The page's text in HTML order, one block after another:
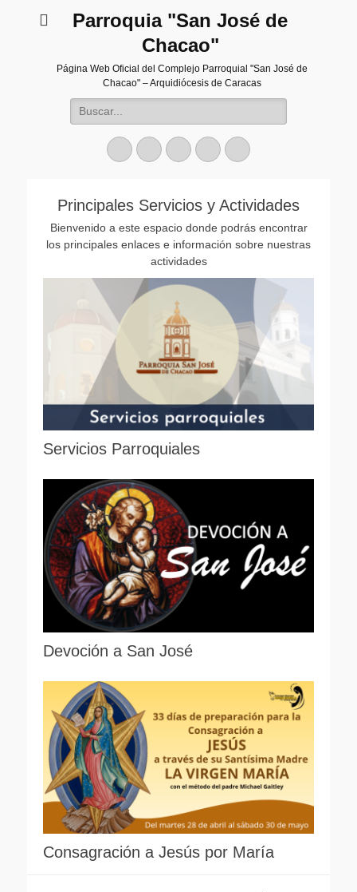
Parroquia "San José de
Chacao"
Página Web Oficial del Complejo Parroquial "San José de
Chacao" – Arquidiócesis de Caracas
Buscar:
Facebook
TwitterCorreoInstagram
Teléfono
Principales Servicios y Actividades
Bienvenido a este espacio donde podrás encontrar
los principales enlaces e información sobre nuestras
actividades
Servicios Parroquiales
Devoción a San José
Consagración a Jesús por María